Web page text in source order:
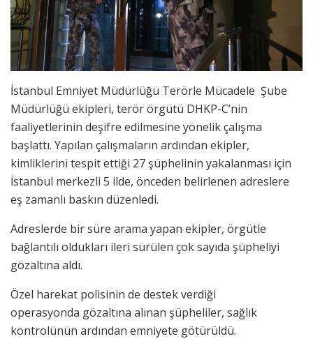
İstanbul Emniyet Müdürlüğü Terörle Mücadele Şube
Müdürlüğü ekipleri, terör örgütü DHKP-C’nin
faaliyetlerinin deşifre edilmesine yönelik çalışma
başlattı. Yapılan çalışmaların ardından ekipler,
kimliklerini tespit ettiği 27 şüphelinin yakalanması için
İstanbul merkezli 5 ilde, önceden belirlenen adreslere
eş zamanlı baskın düzenledi.
Adreslerde bir süre arama yapan ekipler, örgütle
bağlantılı oldukları ileri sürülen çok sayıda şüpheliyi
gözaltına aldı.
Özel harekat polisinin de destek verdiği
operasyonda gözaltına alınan şüpheliler, sağlık
kontrolünün ardından emniyete götürüldü.